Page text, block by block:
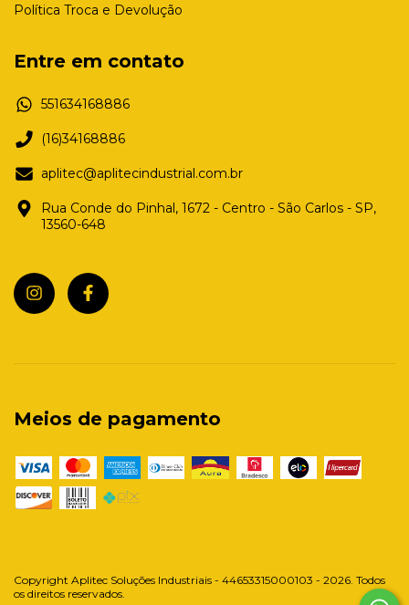
Política Troca e Devolução
Entre em contato
551634168886
(16)34168886
aplitec@aplitecindustrial.com.br
Rua Conde do Pinhal, 1672 - Centro - São Carlos - SP,
13560-648
Meios de pagamento
Copyright Aplitec Soluções Industriais - 44653315000103 - 2026. Todos
os direitos reservados.